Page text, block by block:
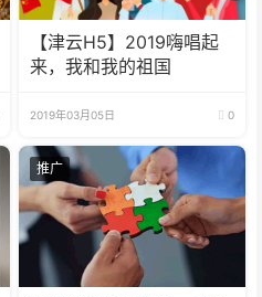
【津云H5】2019嗨唱起
来，我和我的祖国
2019年03月05日 0
推广